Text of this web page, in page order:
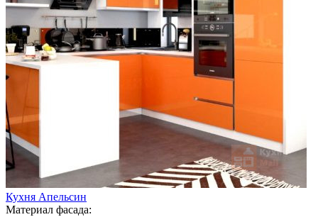
Кухня Апельсин
Материал фасада: